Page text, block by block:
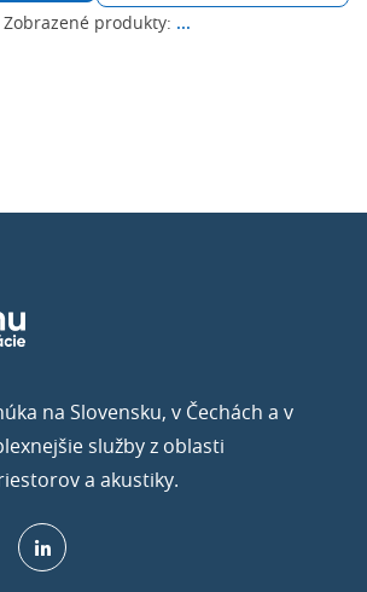
Zobrazené produkty: ...
na Slovensku, v Čechách a v
služby z oblasti
a akustiky.